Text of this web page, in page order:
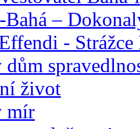
Bahá –
-
dům
život
mír